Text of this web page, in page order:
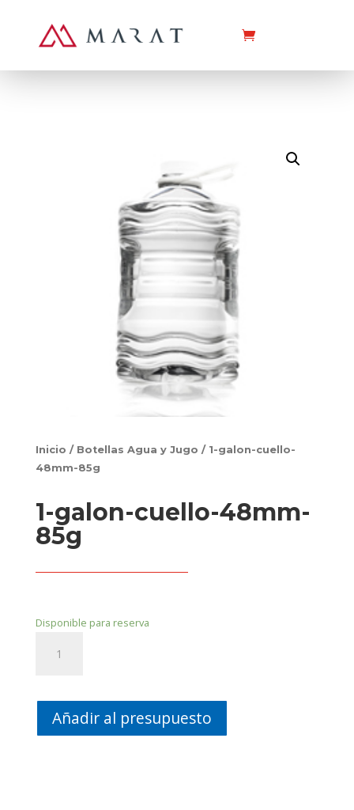
Inicio / Botellas Agua y Jugo / 1-galon-cuello-
48mm-85g
1-galon-cuello-48mm-
85g
Disponible para reserva
galon-
cantidad
Añadir al presupuesto